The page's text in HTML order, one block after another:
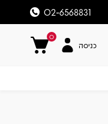
02-6568831
0
כניסה